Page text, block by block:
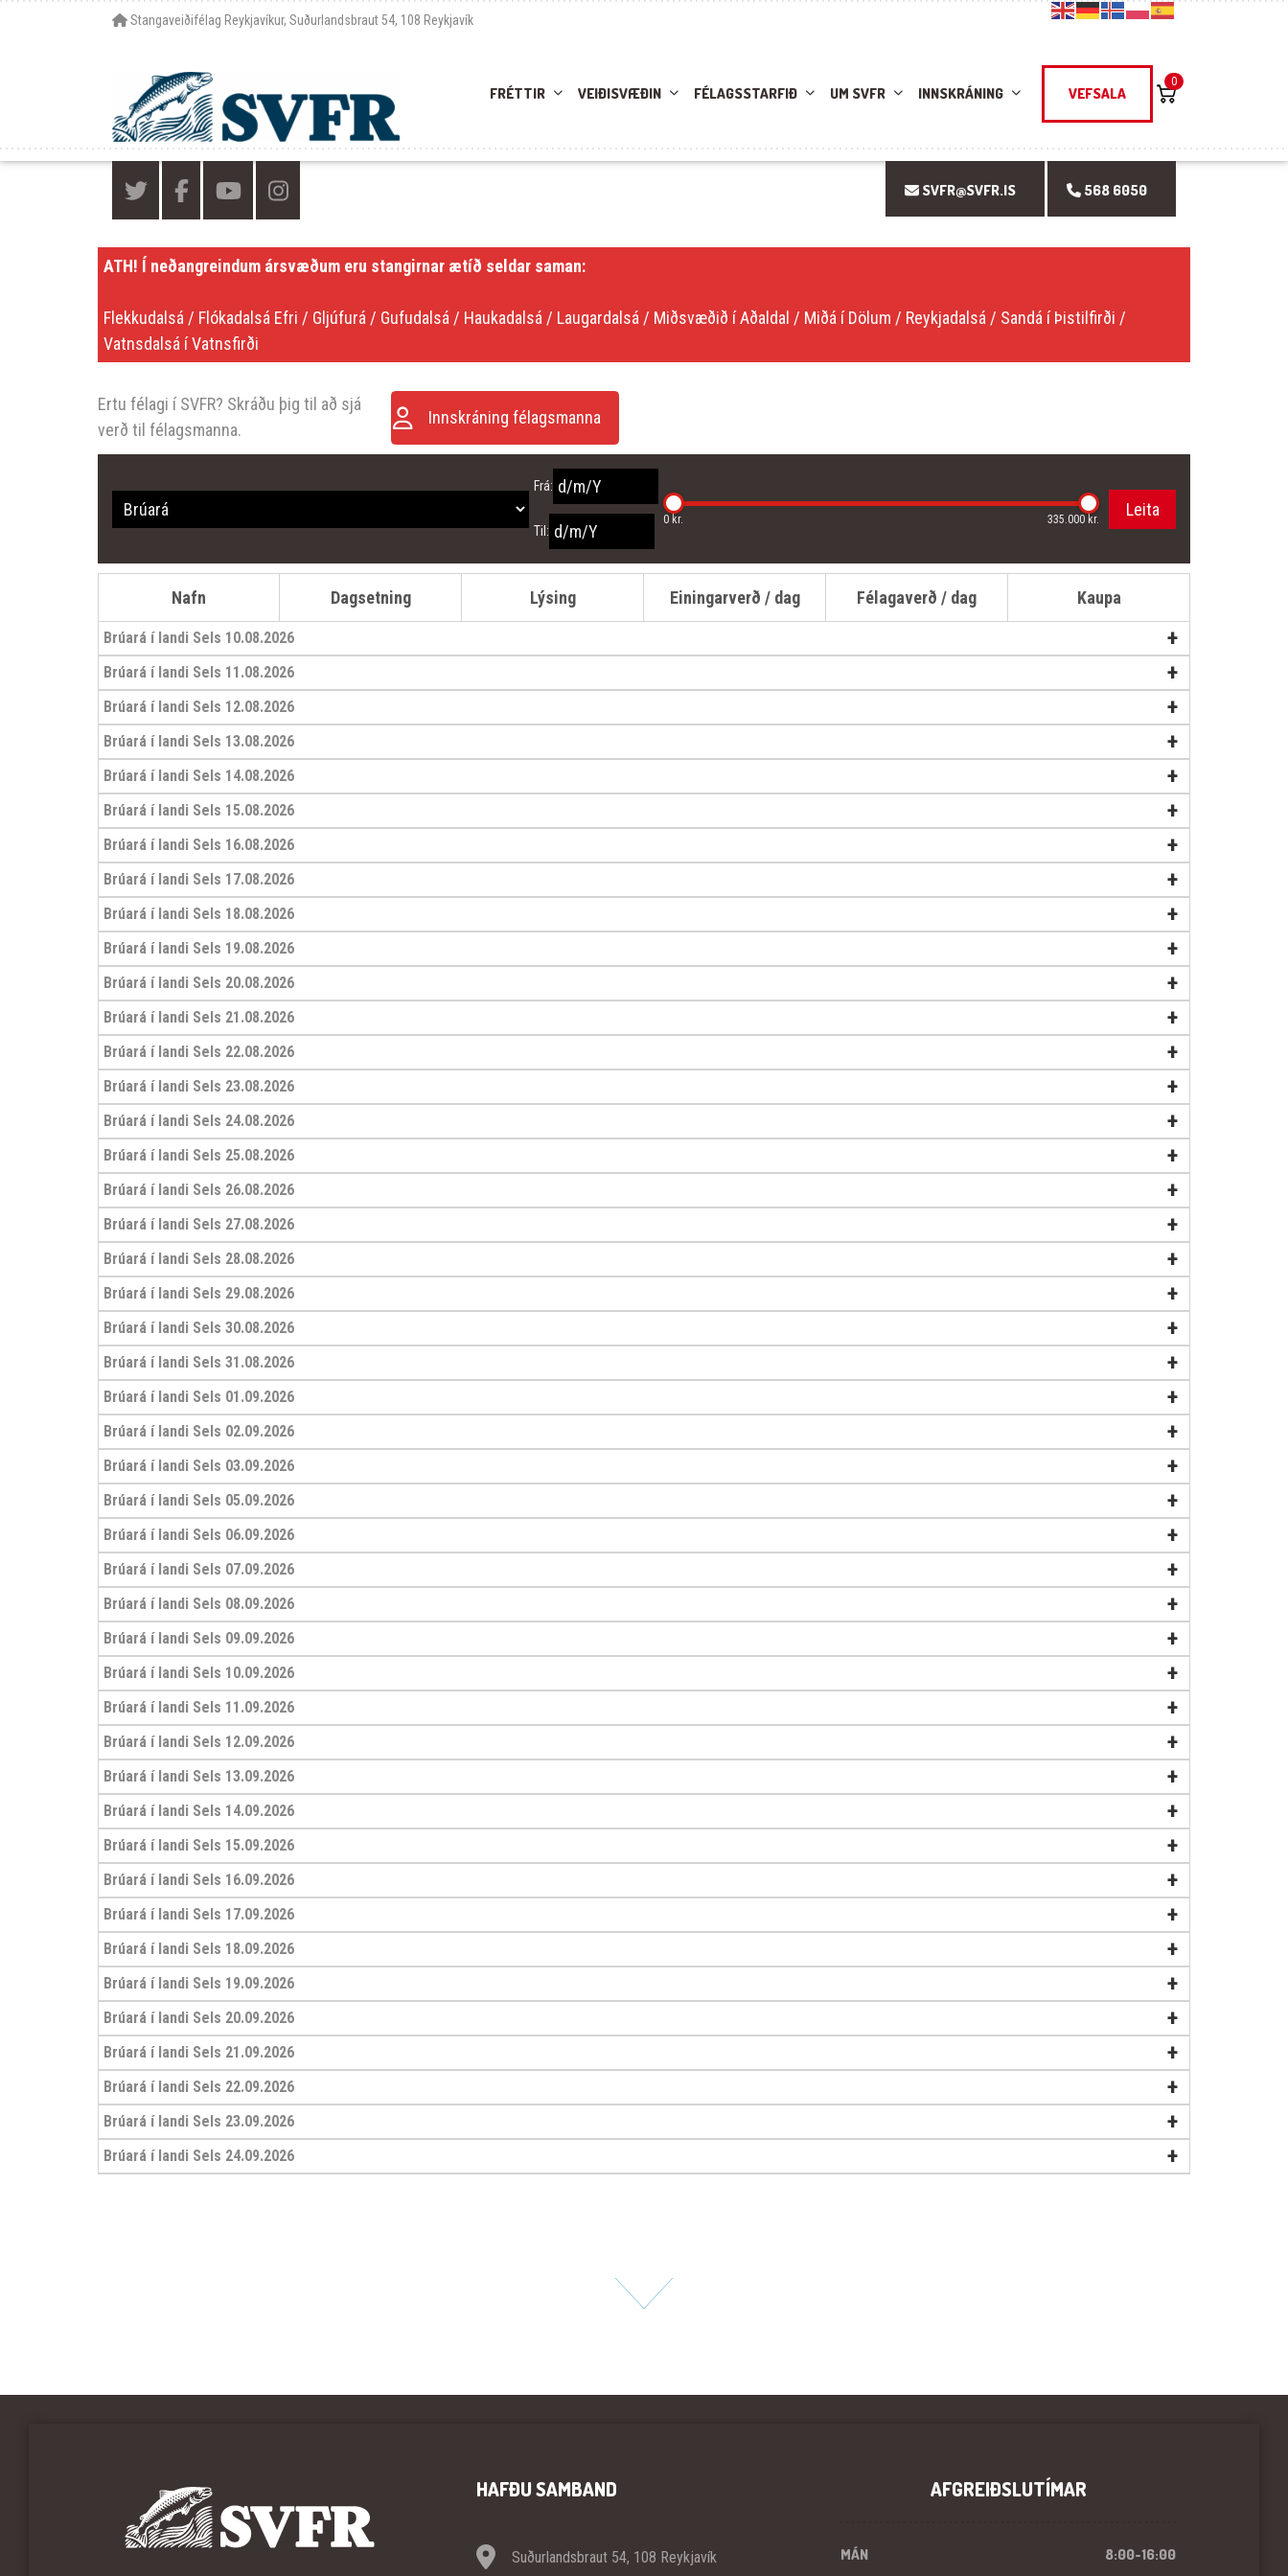
Stangaveiðifélag Reykjavíkur, Suðurlandsbraut 54, 108 Reykjavík
FRÉTTIR VEIÐISVÆÐIN FÉLAGSSTARFIÐ UM SVFR INNSKRÁNING VEFSALA
0
SVFR@SVFR.IS 568 6050
ATH! Í neðangreindum ársvæðum eru stangirnar ætíð seldar saman:
Flekkudalsá / Flókadalsá Efri / Gljúfurá / Gufudalsá / Haukadalsá / Laugardalsá / Miðsvæðið í Aðaldal / Miðá í Dölum / Reykjadalsá / Sandá í Þistilfirði /
Vatnsdalsá í Vatnsfirði
Ertu félagi í SVFR? Skráðu þig til að sjá
verð til félagsmanna.
Innskráning félagsmanna
Frá:
Til:
0 kr. 335.000 kr.
Nafn Dagsetning Lýsing Einingarverð / dag Félagaverð / dag Kaupa
Brúará í landi Sels 10.08.2026 +
Brúará í landi Sels 11.08.2026 +
Brúará í landi Sels 12.08.2026 +
Brúará í landi Sels 13.08.2026 +
Brúará í landi Sels 14.08.2026 +
Brúará í landi Sels 15.08.2026 +
Brúará í landi Sels 16.08.2026 +
Brúará í landi Sels 17.08.2026 +
Brúará í landi Sels 18.08.2026 +
Brúará í landi Sels 19.08.2026 +
Brúará í landi Sels 20.08.2026 +
Brúará í landi Sels 21.08.2026 +
Brúará í landi Sels 22.08.2026 +
Brúará í landi Sels 23.08.2026 +
Brúará í landi Sels 24.08.2026 +
Brúará í landi Sels 25.08.2026 +
Brúará í landi Sels 26.08.2026 +
Brúará í landi Sels 27.08.2026 +
Brúará í landi Sels 28.08.2026 +
Brúará í landi Sels 29.08.2026 +
Brúará í landi Sels 30.08.2026 +
Brúará í landi Sels 31.08.2026 +
Brúará í landi Sels 01.09.2026 +
Brúará í landi Sels 02.09.2026 +
Brúará í landi Sels 03.09.2026 +
Brúará í landi Sels 05.09.2026 +
Brúará í landi Sels 06.09.2026 +
Brúará í landi Sels 07.09.2026 +
Brúará í landi Sels 08.09.2026 +
Brúará í landi Sels 09.09.2026 +
Brúará í landi Sels 10.09.2026 +
Brúará í landi Sels 11.09.2026 +
Brúará í landi Sels 12.09.2026 +
Brúará í landi Sels 13.09.2026 +
Brúará í landi Sels 14.09.2026 +
Brúará í landi Sels 15.09.2026 +
Brúará í landi Sels 16.09.2026 +
Brúará í landi Sels 17.09.2026 +
Brúará í landi Sels 18.09.2026 +
Brúará í landi Sels 19.09.2026 +
Brúará í landi Sels 20.09.2026 +
Brúará í landi Sels 21.09.2026 +
Brúará í landi Sels 22.09.2026 +
Brúará í landi Sels 23.09.2026 +
Brúará í landi Sels 24.09.2026 +
HAFÐU SAMBAND
Suðurlandsbraut 54, 108 Reykjavík
AFGREIÐSLUTÍMAR
MÁN
8:00-16:00